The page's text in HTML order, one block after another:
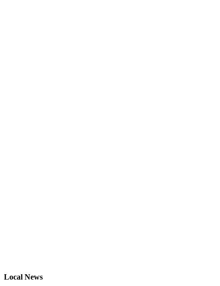
Local News